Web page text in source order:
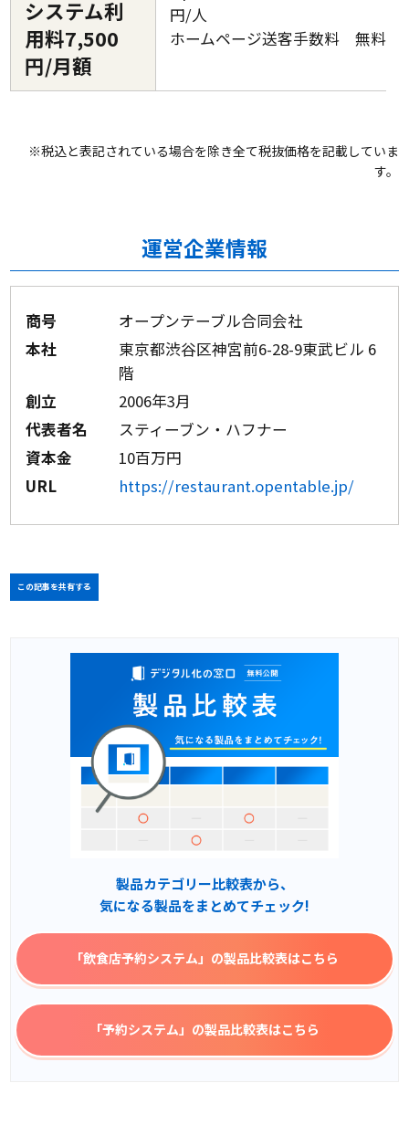
システム利
用料7,500
円/月額
円/人
ホームページ送客手数料 無料
※税込と表記されている場合を除き全て税抜価格を記載していま
す。
運営企業情報
商号
オープンテーブル合同会社
本社
東京都渋谷区神宮前6-28-9東武ビル 6
階
創立
2006年3月
代表者名
スティーブン・ハフナー
資本金
10百万円
URL
https://restaurant.opentable.jp/
この記事を共有する
製品カテゴリー比較表から、
気になる製品をまとめてチェック!
「飲食店予約システム」 の製品比較表はこちら
「予約システム」 の製品比較表はこちら